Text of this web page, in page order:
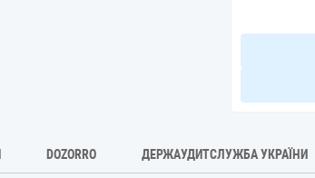
DOZORRO ДЕРЖАУДИТСЛУЖБА УКРАЇНИ